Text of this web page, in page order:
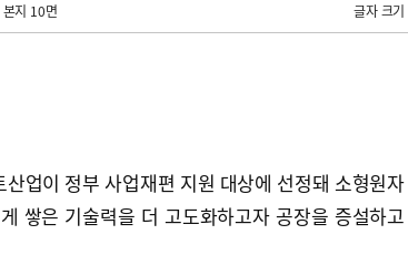
지 10면 글자 크기
업이 정부 사업재편 지원 대상에 선정돼 소형원자
쌓은 기술력을 더 고도화하고자 공장을 증설하고